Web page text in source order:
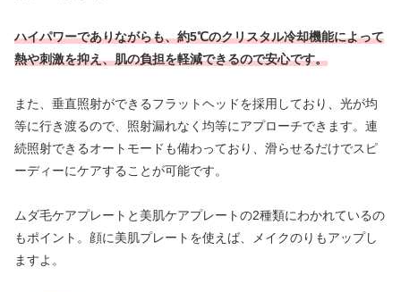
ハイパワーでありながらも、約5℃のクリスタル冷却機能によって
熱や刺激を抑え、肌の負担を軽減できるので安心です。
また、垂直照射ができるフラットヘッドを採用しており、光が均
等に行き渡るので、照射漏れなく均等にアプローチできます。連
続照射できるオートモードも備わっており、滑らせるだけでスピ
ーディーにケアすることが可能です。
ムダ毛ケアプレートと美肌ケアプレートの2種類にわかれているの
もポイント。顔に美肌プレートを使えば、メイクのりもアップし
ますよ。